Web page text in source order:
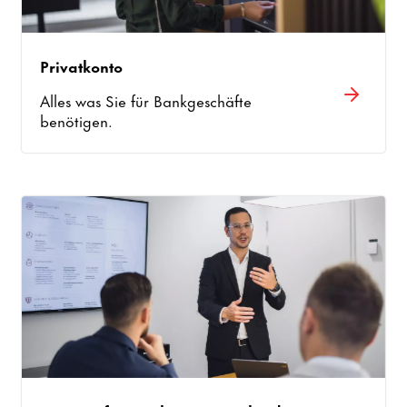
Privatkonto
Alles was Sie für Bankgeschäfte
benötigen.